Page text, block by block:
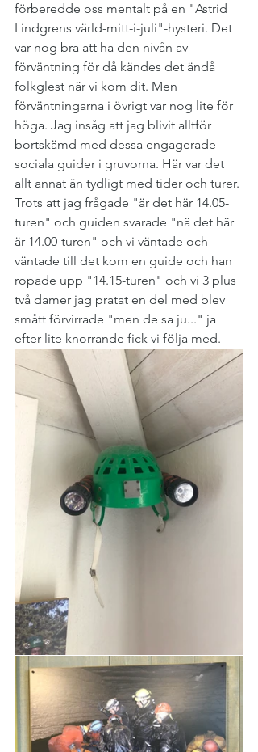
förberedde oss mentalt på en "Astrid
Lindgrens värld-mitt-i-juli"-hysteri. Det
var nog bra att ha den nivån av
förväntning för då kändes det ändå
folkglest när vi kom dit. Men
förväntningarna i övrigt var nog lite för
höga. Jag insåg att jag blivit alltför
bortskämd med dessa engagerade
sociala guider i gruvorna. Här var det
allt annat än tydligt med tider och turer.
Trots att jag frågade "är det här 14.05-
turen" och guiden svarade "nä det här
är 14.00-turen" och vi väntade och
väntade till det kom en guide och han
ropade upp "14.15-turen" och vi 3 plus
två damer jag pratat en del med blev
smått förvirrade "men de sa ju..." ja
efter lite knorrande fick vi följa med.